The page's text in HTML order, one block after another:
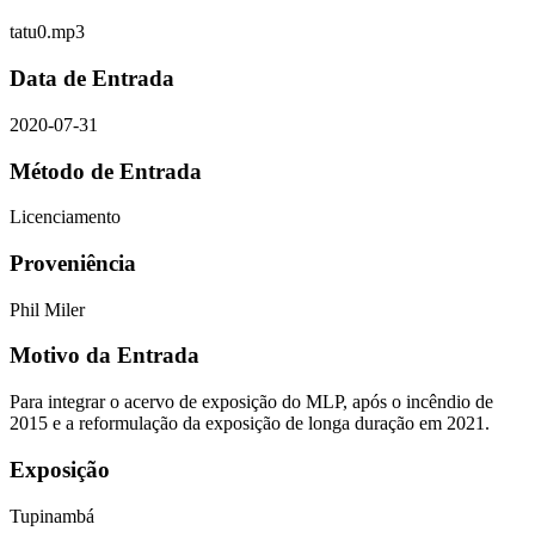
tatu0.mp3
Data de Entrada
2020-07-31
Método de Entrada
Licenciamento
Proveniência
Phil Miler
Motivo da Entrada
Para integrar o acervo de exposição do MLP, após o incêndio de
2015 e a reformulação da exposição de longa duração em 2021.
Exposição
Tupinambá